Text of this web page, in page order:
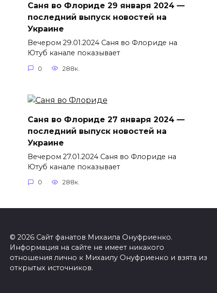
Саня во Флориде 29 января 2024 —
последний выпуск новостей на
Украине
Вечером 29.01.2024 Саня во Флориде на
Ютуб канале показывает
0 288к.
Саня во Флориде 27 января 2024 —
последний выпуск новостей на
Украине
Вечером 27.01.2024 Саня во Флориде на
Ютуб канале показывает
0 288к.
© 2026 Сайт фанатов Михаила Онуфриенко.
Информация на сайте не имеет никакого
отношения лично к Михаилу Онуфриенко и взята из
открытых источников.